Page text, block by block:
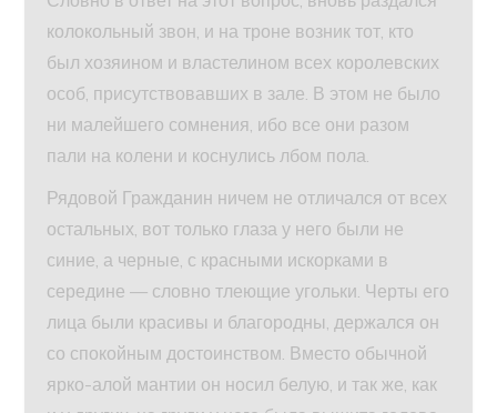
колокольный звон, и на троне возник тот, кто
был хозяином и властелином всех королевских
особ, присутствовавших в зале. В этом не было
ни малейшего сомнения, ибо все они разом
пали на колени и коснулись лбом пола.
Рядовой Гражданин ничем не отличался от всех
остальных, вот только глаза у него были не
синие, а черные, с красными искорками в
середине — словно тлеющие угольки. Черты его
лица были красивы и благородны, держался он
со спокойным достоинством. Вместо обычной
ярко-алой мантии он носил белую, и так же, как